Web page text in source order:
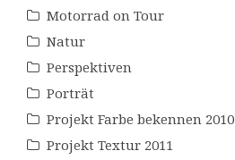
Motorrad on Tour
Natur
Perspektiven
Porträt
Projekt Farbe bekennen 2010
Projekt Textur 2011